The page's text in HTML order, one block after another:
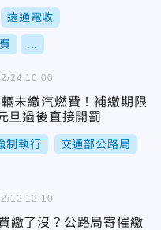
遠通電收
未繳汽燃費！補繳期限
過後直接開罰
制執行 交通部公路局
24 10:00
繳了沒？公路局寄催繳
13 13:10